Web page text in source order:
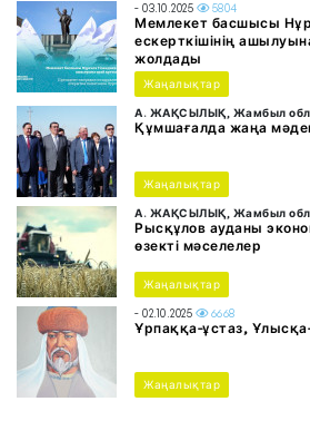
- 03.10.2025 5804
Мемлекет басшысы
ескерткішінің
жолдады
Жаңалықтар
А. ЖАҚСЫЛЫҚ, Жамбыл
Құмшағалда жаңа
Жаңалықтар
А. ЖАҚСЫЛЫҚ, Жамбыл
Рысқұлов ауданы
өзекті мәселелер
Жаңалықтар
- 02.10.2025 6668
Ұрпаққа-ұстаз,
Жаңалықтар